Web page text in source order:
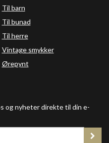
Til barn
Til bunad
Til herre
Vintage smykker
Ørepynt
og nyheter direkte til din e-